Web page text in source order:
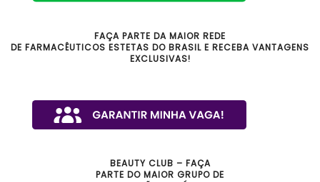
FAÇA PARTE DA MAIOR REDE
DE FARMACÊUTICOS ESTETAS DO BRASIL E RECEBA VANTAGENS
EXCLUSIVAS!
BEAUTY CLUB – FAÇA
PARTE DO MAIOR GRUPO DE